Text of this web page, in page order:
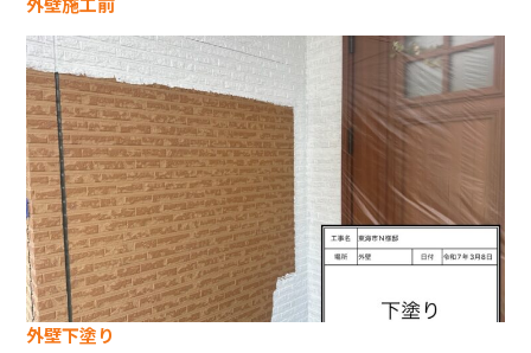
外壁下塗り